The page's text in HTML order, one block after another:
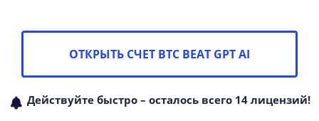
ОТКРЫТЬ СЧЕТ BTC BEAT GPT AI
Действуйте быстро – осталось всего 14 лицензий!